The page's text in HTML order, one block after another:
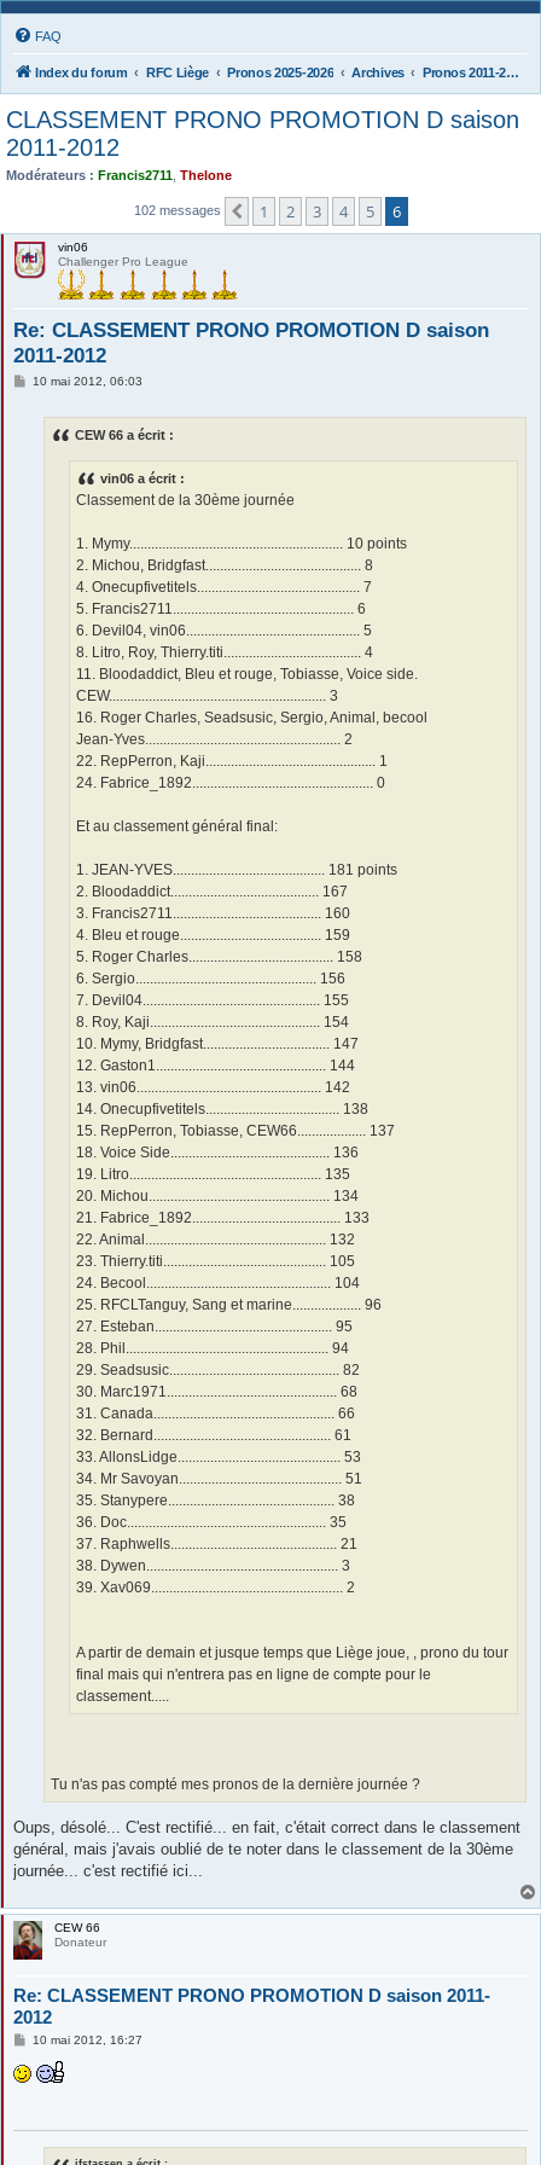
FAQ
Index du forum RFC Liège Pronos 2025-2026 Archives Pronos 2011-2012
CLASSEMENT PRONO PROMOTION D saison
2011-2012
Modérateurs : Francis2711 Thelone
102 messages Précédente
1 2 3 4 5 6
vin06
Challenger Pro League
Re: CLASSEMENT PRONO PROMOTION D saison
2011-2012
M10 mai 2012, 06:03
CEW 66 a écrit :
vin06 a écrit :
Classement de la 30ème journée
1. Mymy........................................................... 10 points
2. Michou, Bridgfast........................................... 8
4. Onecupfivetitels............................................. 7
5. Francis2711.................................................. 6
6. Devil04, vin06................................................ 5
8. Litro, Roy, Thierry.titi...................................... 4
11. Bloodaddict, Bleu et rouge, Tobiasse, Voice side.
CEW............................................................ 3
16. Roger Charles, Seadsusic, Sergio, Animal, becool
Jean-Yves...................................................... 2
22. RepPerron, Kaji............................................... 1
24. Fabrice_1892.................................................. 0
Et au classement général final:
1. JEAN-YVES.......................................... 181 points
2. Bloodaddict......................................... 167
3. Francis2711......................................... 160
4. Bleu et rouge....................................... 159
5. Roger Charles........................................ 158
6. Sergio.................................................. 156
7. Devil04................................................. 155
8. Roy, Kaji............................................... 154
10. Mymy, Bridgfast................................... 147
12. Gaston1............................................... 144
13. vin06................................................... 142
14. Onecupfivetitels..................................... 138
15. RepPerron, Tobiasse, CEW66................... 137
18. Voice Side............................................ 136
19. Litro..................................................... 135
20. Michou.................................................. 134
21. Fabrice_1892......................................... 133
22. Animal.................................................. 132
23. Thierry.titi............................................. 105
24. Becool................................................... 104
25. RFCLTanguy, Sang et marine................... 96
27. Esteban................................................. 95
28. Phil........................................................ 94
29. Seadsusic............................................... 82
30. Marc1971............................................... 68
31. Canada.................................................. 66
32. Bernard................................................. 61
33. AllonsLidge............................................. 53
34. Mr Savoyan............................................. 51
35. Stanypere.............................................. 38
36. Doc....................................................... 35
37. Raphwells.............................................. 21
38. Dywen..................................................... 3
39. Xav069..................................................... 2
A partir de demain et jusque temps que Liège joue, , prono du tour
final mais qui n'entrera pas en ligne de compte pour le
classement.....
Tu n'as pas compté mes pronos de la dernière journée ?
Oups, désolé... C'est rectifié... en fait, c'était correct dans le classement
général, mais j'avais oublié de te noter dans le classement de la 30ème
journée... c'est rectifié ici...
CEW 66
Donateur
Re: CLASSEMENT PRONO PROMOTION D saison 2011-
2012
M
s
s
10 mai 2012, 16:27